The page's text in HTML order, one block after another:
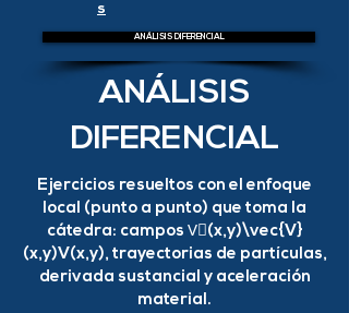
s
ANÁLISIS DIFERENCIAL
ANÁLISIS
DIFERENCIAL
Ejercicios resueltos con el enfoque
local (punto a punto) que toma la
cátedra: campos V⃗(x,y)\vec{V}
(x,y)V(x,y), trayectorias de partículas,
derivada sustancial y aceleración
material.